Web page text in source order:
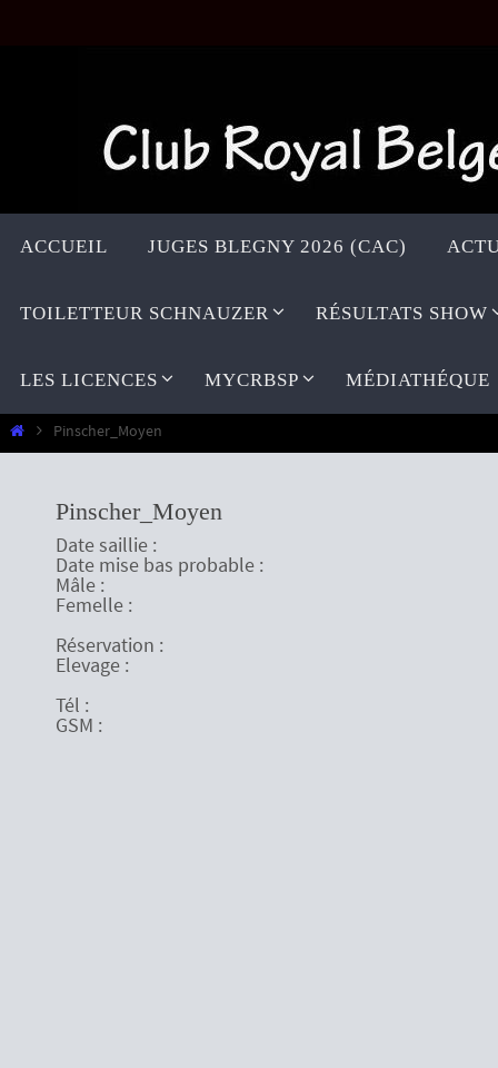
Passer
versACCUEIL JUGES BLEGNY 2026 (CAC)
TOILETTEUR SCHNAUZER RÉSULTATS SHOW
LES LICENCES MYCRBSP MÉDIATHÉQUE
HomePinscher_Moyen
Pinscher_Moyen
Date saillie :
Date mise bas probable :
Mâle :
Femelle :
Réservation :
Elevage :
Tél :
GSM :